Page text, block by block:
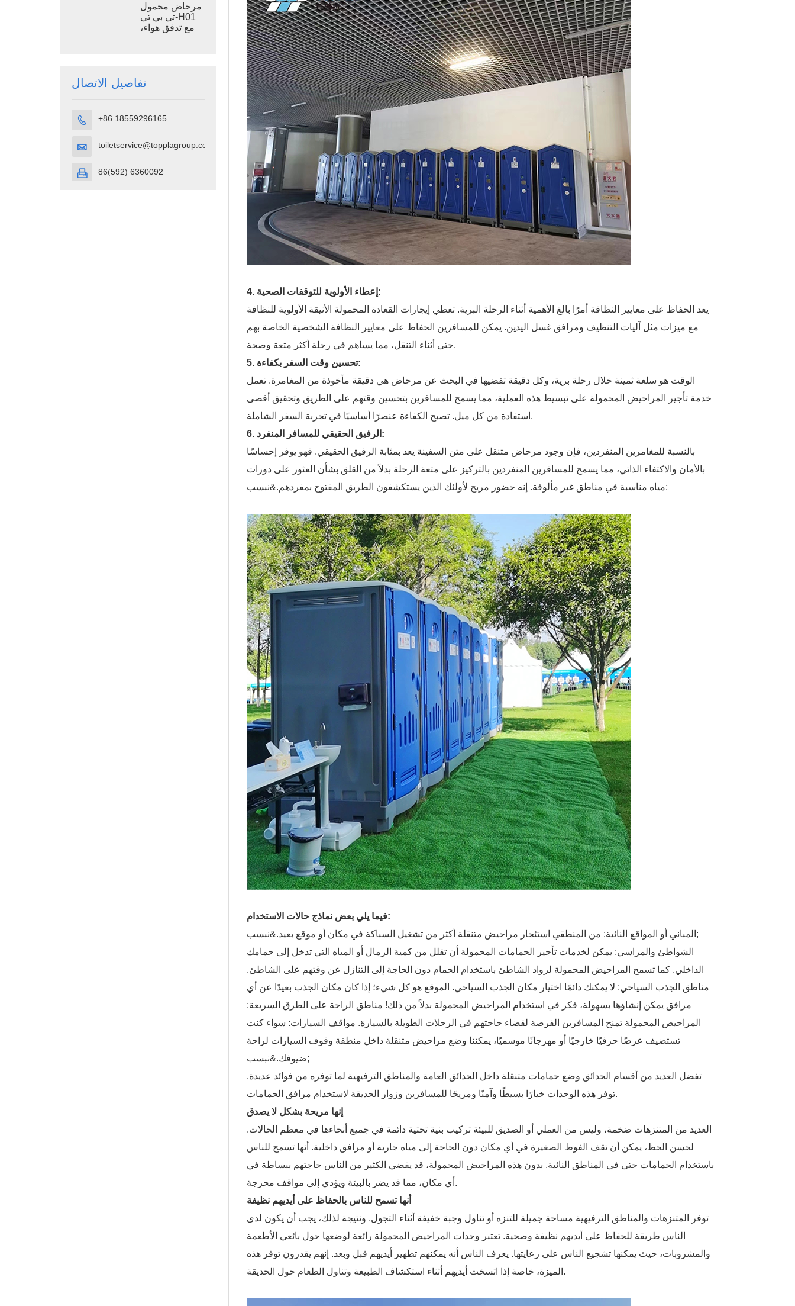
مرحاض محمول
تي بي تي-H01
مع تدفق هواء،
عالي الكثافةتفاصيل الاتصال
 +86 18559296165
 toiletservice@topplagroup.com
 86(592) 6360092
4. إعطاء الأولوية للتوقفات الصحية:
يعد الحفاظ على معايير النظافة أمرًا بالغ الأهمية أثناء الرحلة البرية. تعطي إيجارات القعادة المحمولة الأنيقة الأولوية للنظافة
مع ميزات مثل آليات التنظيف ومرافق غسل اليدين. يمكن للمسافرين الحفاظ على معايير النظافة الشخصية الخاصة بهم
حتى أثناء التنقل، مما يساهم في رحلة أكثر متعة وصحة.
5. تحسين وقت السفر بكفاءة:
الوقت هو سلعة ثمينة خلال رحلة برية، وكل دقيقة تقضيها في البحث عن مرحاض هي دقيقة مأخوذة من المغامرة. تعمل
خدمة تأجير المراحيض المحمولة على تبسيط هذه العملية، مما يسمح للمسافرين بتحسين وقتهم على الطريق وتحقيق أقصى
استفادة من كل ميل. تصبح الكفاءة عنصرًا أساسيًا في تجربة السفر الشاملة.
6. الرفيق الحقيقي للمسافر المنفرد:
بالنسبة للمغامرين المنفردين، فإن وجود مرحاض متنقل على متن السفينة يعد بمثابة الرفيق الحقيقي. فهو يوفر إحساسًا
بالأمان والاكتفاء الذاتي، مما يسمح للمسافرين المنفردين بالتركيز على متعة الرحلة بدلاً من القلق بشأن العثور على دورات
مياه مناسبة في مناطق غير مألوفة. إنه حضور مريح لأولئك الذين يستكشفون الطريق المفتوح بمفردهم.&نبسب;
فيما يلي بعض نماذج حالات الاستخدام:
المباني أو المواقع النائية: من المنطقي استئجار مراحيض متنقلة أكثر من تشغيل السباكة في مكان أو موقع بعيد.&نبسب;
الشواطئ والمراسي: يمكن لخدمات تأجير الحمامات المحمولة أن تقلل من كمية الرمال أو المياه التي تدخل إلى حمامك
الداخلي. كما تسمح المراحيض المحمولة لرواد الشاطئ باستخدام الحمام دون الحاجة إلى التنازل عن وقتهم على الشاطئ.
مناطق الجذب السياحي: لا يمكنك دائمًا اختيار مكان الجذب السياحي. الموقع هو كل شيء؛ إذا كان مكان الجذب بعيدًا عن أي
مرافق يمكن إنشاؤها بسهولة، فكر في استخدام المراحيض المحمولة بدلاً من ذلك! مناطق الراحة على الطرق السريعة:
المراحيض المحمولة تمنح المسافرين الفرصة لقضاء حاجتهم في الرحلات الطويلة بالسيارة. مواقف السيارات: سواء كنت
تستضيف عرضًا حرفيًا خارجيًا أو مهرجانًا موسميًا، يمكننا وضع مراحيض متنقلة داخل منطقة وقوف السيارات لراحة
ضيوفك.&نبسب;
تفضل العديد من أقسام الحدائق وضع حمامات متنقلة داخل الحدائق العامة والمناطق الترفيهية لما توفره من فوائد عديدة.
توفر هذه الوحدات خيارًا بسيطًا وآمنًا ومريحًا للمسافرين وزوار الحديقة لاستخدام مرافق الحمامات.
إنها مريحة بشكل لا يصدق
العديد من المتنزهات ضخمة، وليس من العملي أو الصديق للبيئة تركيب بنية تحتية دائمة في جميع أنحاءها في معظم الحالات.
لحسن الحظ، يمكن أن تقف الفوط الصغيرة في أي مكان دون الحاجة إلى مياه جارية أو مرافق داخلية. أنها تسمح للناس
باستخدام الحمامات حتى في المناطق النائية. بدون هذه المراحيض المحمولة، قد يقضي الكثير من الناس حاجتهم ببساطة في
أي مكان، مما قد يضر بالبيئة ويؤدي إلى مواقف محرجة.
أنها تسمح للناس بالحفاظ على أيديهم نظيفة
توفر المتنزهات والمناطق الترفيهية مساحة جميلة للتنزه أو تناول وجبة خفيفة أثناء التجول. ونتيجة لذلك، يجب أن يكون لدى
الناس طريقة للحفاظ على أيديهم نظيفة وصحية. تعتبر وحدات المراحيض المحمولة رائعة لوضعها حول بائعي الأطعمة
والمشروبات، حيث يمكنها تشجيع الناس على رعايتها. يعرف الناس أنه يمكنهم تطهير أيديهم قبل وبعد. إنهم يقدرون توفر هذه
الميزة، خاصة إذا اتسخت أيديهم أثناء استكشاف الطبيعة وتناول الطعام حول الحديقة.